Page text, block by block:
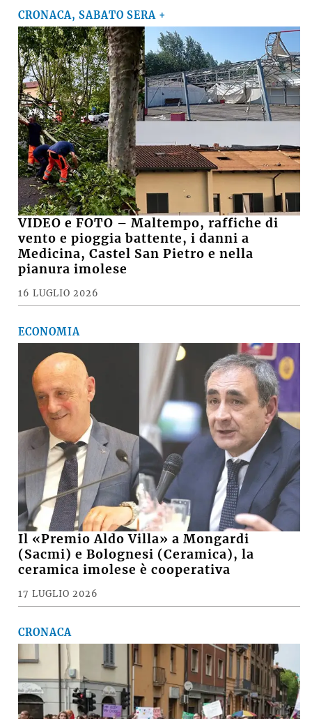
Ausl di Imola, robot chirurgico a mille, Poli della
Fondazione Crimola: «Continueremo a
sostenere il progetto»
MARCO M.su
VIDEO - Incendio nell'area della Recter a ridosso
della Stazione ecologica Hera di via Brenta
MARCOsu
Basket, il presidente della Virtus Davide Fiumi
lascia: «Ora potrà ambire a nuovi traguardi, ma
continuerò a essere un tifoso»
SUZANAsu
Crolla il muro di una casa abbandonata, grave
15enne
Le notizie più lette
CRONACA, SABATO SERA +
VIDEO e FOTO – Maltempo, raffiche di
vento e pioggia battente, i danni a
Medicina, Castel San Pietro e nella
pianura imolese
16 LUGLIO 2026